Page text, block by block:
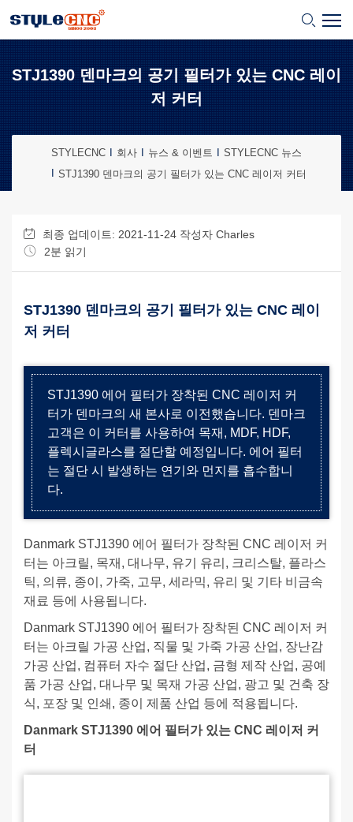
STJ1390 덴마크의 공기 필터가 있는 CNC 레이
저 커터
STYLECNC 회사 뉴스 & 이벤트
STYLECNC ​뉴스
STJ1390 덴마크의 공기 필터가 있는 CNC 레이저 커터
최종 업데이트: 2021-11-24 작성자 Charles
2분 읽기
STJ1390 덴마크의 공기 필터가 있는 CNC 레이
저 커터
STJ1390 에어 필터가 장착된 CNC 레이저 커
터가 덴마크의 새 본사로 이전했습니다. 덴마크
고객은 이 커터를 사용하여 목재, MDF, HDF,
플렉시글라스를 절단할 예정입니다. 에어 필터
는 절단 시 발생하는 연기와 먼지를 흡수합니
다.
Danmark STJ1390 에어 필터가 장착된 CNC 레이저 커
터는 아크릴, 목재, 대나무, 유기 유리, 크리스탈, 플라스
틱, 의류, 종이, 가죽, 고무, 세라믹, 유리 및 기타 비금속
재료 등에 사용됩니다.
Danmark STJ1390 에어 필터가 장착된 CNC 레이저 커
터는 아크릴 가공 산업, 직물 및 가죽 가공 산업, 장난감
가공 산업, 컴퓨터 자수 절단 산업, 금형 제작 산업, 공예
품 가공 산업, 대나무 및 목재 가공 산업, 광고 및 건축 장
식, 포장 및 인쇄, 종이 제품 산업 등에 적용됩니다.
Danmark STJ1390 에어 필터가 있는 CNC 레이저 커
터